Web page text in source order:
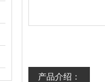
产品介绍：